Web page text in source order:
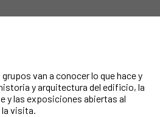
van a conocer lo que hace y
y arquitectura del edificio, la
y las exposiciones abiertas al
la visita.